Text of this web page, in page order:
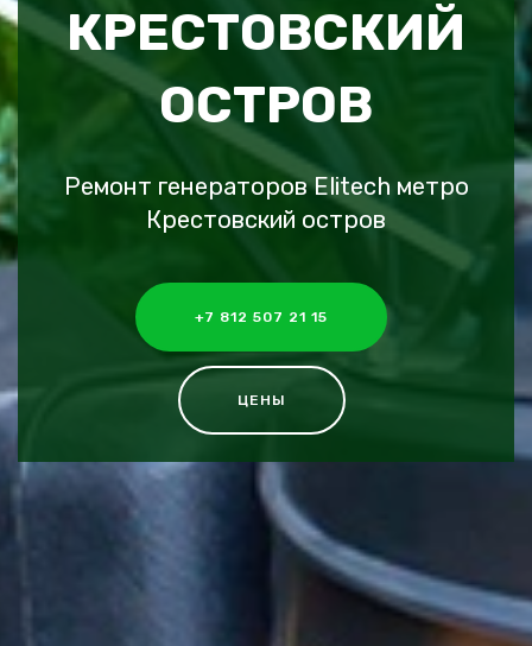
КРЕСТОВСКИЙ
ОСТРОВ
Ремонт генераторов Elitech метро
Крестовский остров
+7 812 507 21 15
ЦЕНЫ